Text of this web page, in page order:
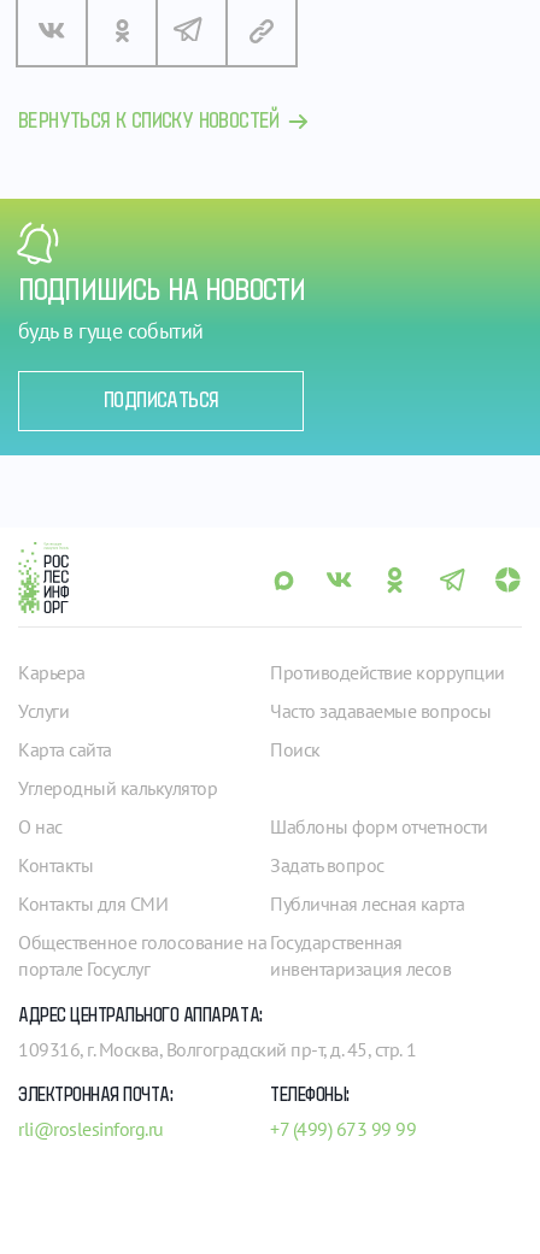
ВЕРНУТЬСЯ К СПИСКУ НОВОСТЕЙ
ПОДПИШИСЬ НА НОВОСТИ
будь в гуще событий
ПОДПИСАТЬСЯ
Карьера
Услуги
Карта сайта
Углеродный калькулятор
Противодействие коррупции
Часто задаваемые вопросы
Поиск
О нас
Контакты
Контакты для СМИ
Общественное голосование на
портале Госуслуг
Шаблоны форм отчетности
Задать вопрос
Публичная лесная карта
Государственная
инвентаризация лесов
АДРЕС ЦЕНТРАЛЬНОГО АППАРАТА:
109316, г. Москва, Волгоградский пр-т, д. 45, стр. 1
ЭЛЕКТРОННАЯ ПОЧТА:
rli@roslesinforg.ru
ТЕЛЕФОНЫ:
+7 (499) 673 99 99